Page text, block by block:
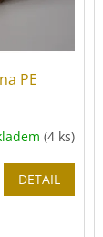
PE
(4 ks)
DETAIL